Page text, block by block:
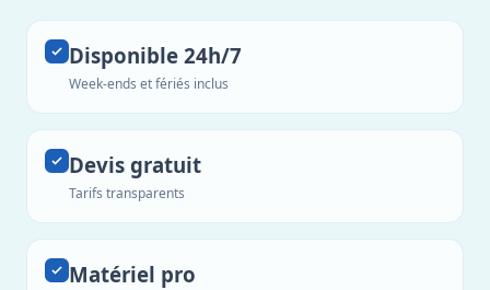
Disponible 24h/7
Week-ends et fériés inclus
Devis gratuit
Tarifs transparents
Matériel pro